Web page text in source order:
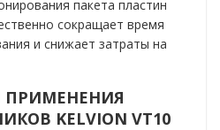
пакета пластин
сокращает время
и снижает затраты на
ПРИМЕНЕНИЯ
KELVION VT10